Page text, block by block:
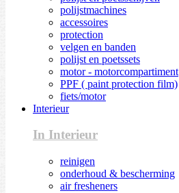
polijstmachines
accessoires
protection
velgen en banden
polijst en poetssets
motor - motorcompartiment
PPF ( paint protection film)
fiets/motor
Interieur
In Interieur
reinigen
onderhoud & bescherming
air fresheners